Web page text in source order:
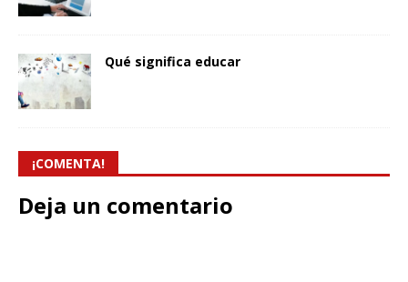
Qué significa educar
¡COMENTA!
Deja un comentario